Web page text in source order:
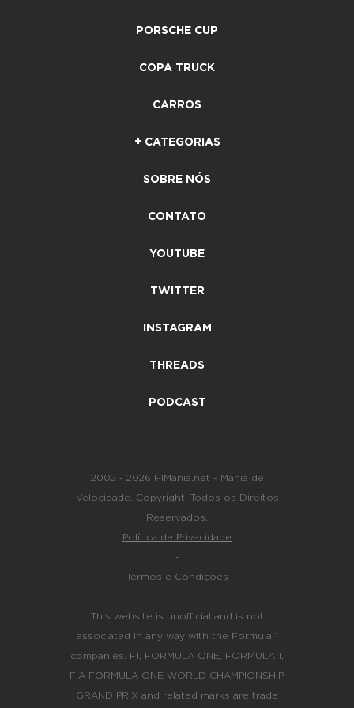
PORSCHE CUP
COPA TRUCK
CARROS
+ CATEGORIAS
SOBRE NÓS
CONTATO
YOUTUBE
TWITTER
INSTAGRAM
THREADS
PODCAST
2002 - 2026 F1Mania.net - Mania de
Velocidade. Copyright. Todos os Direitos
Reservados.
Política de Privacidade
-
Termos e Condições
This website is unofficial and is not
associated in any way with the Formula 1
companies. F1, FORMULA ONE, FORMULA 1,
FIA FORMULA ONE WORLD CHAMPIONSHIP,
GRAND PRIX and related marks are trade